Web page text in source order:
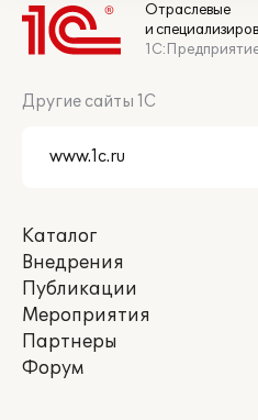
Отраслевые
и
Другие сайты 1С
Каталог
Внедрения
Публикации
Мероприятия
Партнеры
Форум